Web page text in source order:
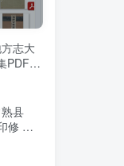
志大
PDF高
县
修 曾
子版